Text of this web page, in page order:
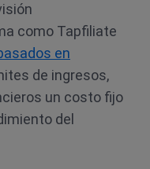
como Tapfiliate
en
de ingresos,
un costo fijo
del